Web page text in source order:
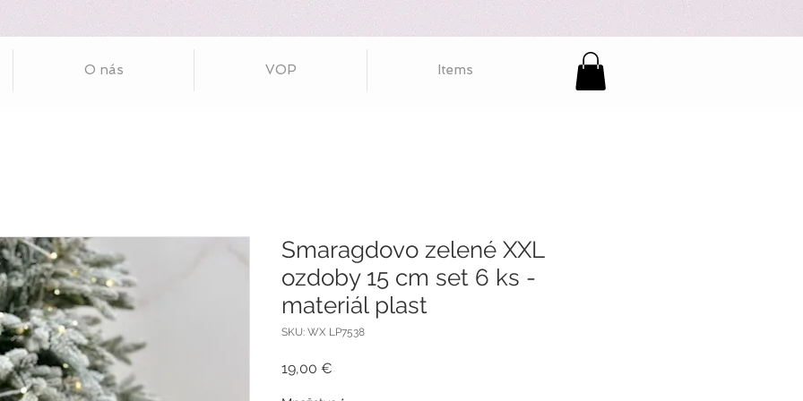
O nás VOP Items
Smaragdovo zelené XXL
ozdoby 15 cm set 6 ks -
materiál plast
SKU: WX LP7538
19,00 €